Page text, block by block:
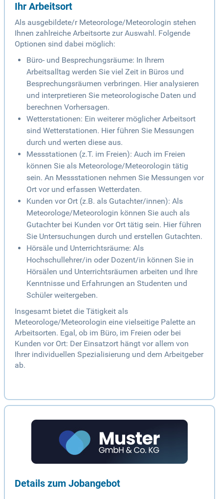
Ihr Arbeitsort
Als ausgebildete/r Meteorologe/Meteorologin stehen
Ihnen zahlreiche Arbeitsorte zur Auswahl. Folgende
Optionen sind dabei möglich:
Büro- und Besprechungsräume: In Ihrem
Arbeitsalltag werden Sie viel Zeit in Büros und
Besprechungsräumen verbringen. Hier analysieren
und interpretieren Sie meteorologische Daten und
berechnen Vorhersagen.
Wetterstationen: Ein weiterer möglicher Arbeitsort
sind Wetterstationen. Hier führen Sie Messungen
durch und werten diese aus.
Messstationen (z.T. im Freien): Auch im Freien
können Sie als Meteorologe/Meteorologin tätig
sein. An Messstationen nehmen Sie Messungen vor
Ort vor und erfassen Wetterdaten.
Kunden vor Ort (z.B. als Gutachter/innen): Als
Meteorologe/Meteorologin können Sie auch als
Gutachter bei Kunden vor Ort tätig sein. Hier führen
Sie Untersuchungen durch und erstellen Gutachten.
Hörsäle und Unterrichtsräume: Als
Hochschullehrer/in oder Dozent/in können Sie in
Hörsälen und Unterrichtsräumen arbeiten und Ihre
Kenntnisse und Erfahrungen an Studenten und
Schüler weitergeben.
Insgesamt bietet die Tätigkeit als
Meteorologe/Meteorologin eine vielseitige Palette an
Arbeitsorten. Egal, ob im Büro, im Freien oder bei
Kunden vor Ort: Der Einsatzort hängt vor allem von
Ihrer individuellen Spezialisierung und dem Arbeitgeber
ab.
Details zum Jobangebot